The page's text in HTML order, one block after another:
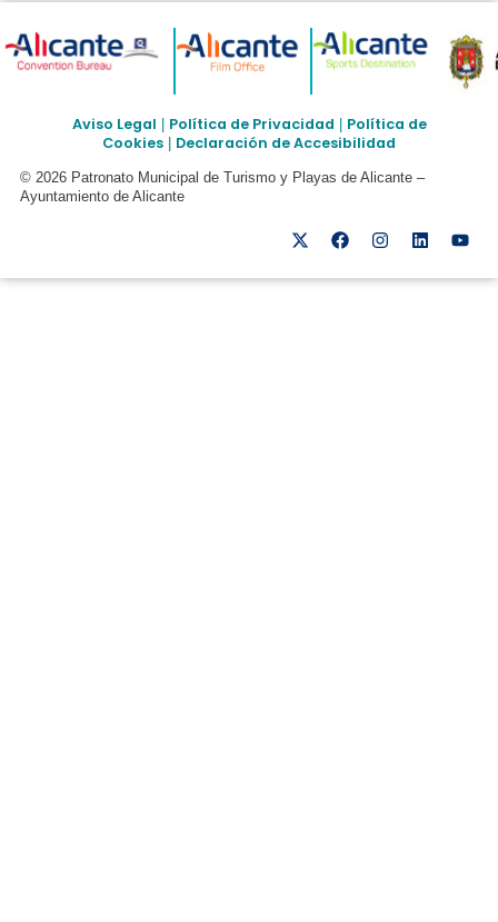
Aviso Legal Política de Privacidad
Política de
Cookies
Declaración de Accesibilidad
© 2026 Patronato Municipal de Turismo y Playas de Alicante –
Ayuntamiento de Alicante